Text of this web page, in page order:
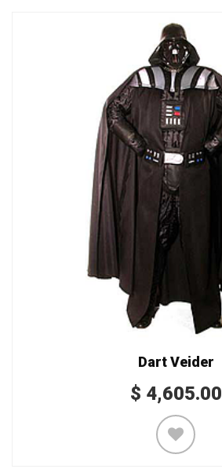
Dart Veider
$ 4,605.00